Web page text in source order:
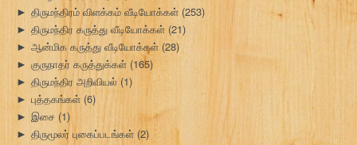
► திருமந்திரம் விளக்கம் வீடியோக்கள் (253)
► திருமந்திர கருத்து வீடியோக்கள் (21)
► ஆன்மிக கருத்து வீடியோக்கள் (28)
► குருநாதர் கருத்துக்கள் (165)
► திருமந்திர அறிவியல் (1)
► புத்தகங்கள் (6)
► இசை (1)
► திருமூலர் புகைப்படங்கள் (2)